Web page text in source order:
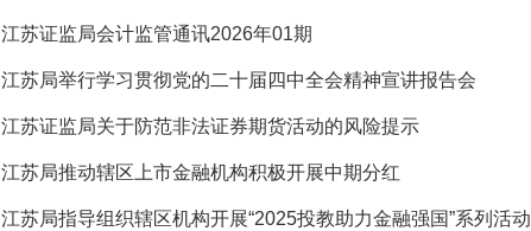
江苏证监局会计监管通讯2026年01期
江苏局举行学习贯彻党的二十届四中全会精神宣讲报告会
江苏证监局关于防范非法证券期货活动的风险提示
江苏局推动辖区上市金融机构积极开展中期分红
江苏局指导组织辖区机构开展“2025投教助力金融强国”系列活动